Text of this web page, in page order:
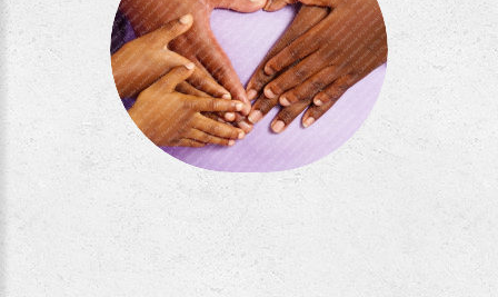
Séance Ali